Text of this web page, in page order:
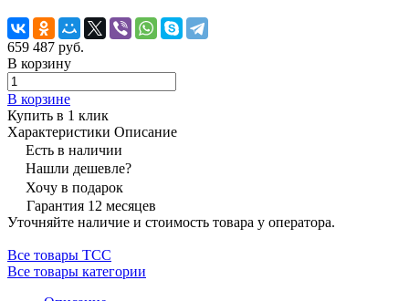
659 487 руб.
В корзину
В корзине
Купить в 1 клик
Характеристики Описание
Есть в наличии
Нашли дешевле?
Хочу в подарок
Гарантия 12 месяцев
Уточняйте наличие и стоимость товара у оператора.
Все товары ТСС
Все товары категории